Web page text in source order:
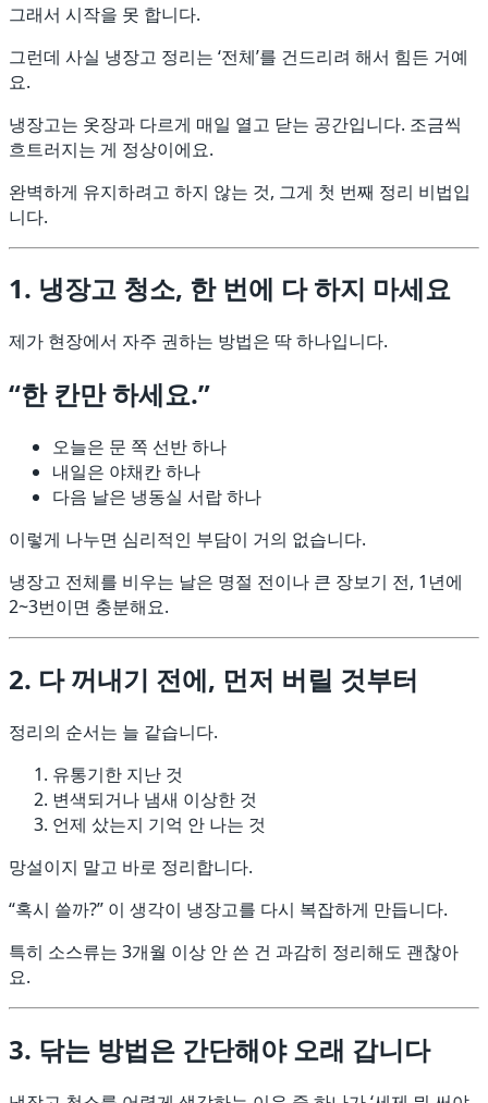
그래서 시작을 못 합니다.
그런데 사실 냉장고 정리는 ‘전체’를 건드리려 해서 힘든 거예
요.
냉장고는 옷장과 다르게 매일 열고 닫는 공간입니다. 조금씩
흐트러지는 게 정상이에요.
완벽하게 유지하려고 하지 않는 것, 그게 첫 번째 정리 비법입
니다.
1. 냉장고 청소, 한 번에 다 하지 마세요
제가 현장에서 자주 권하는 방법은 딱 하나입니다.
“한 칸만 하세요.”
오늘은 문 쪽 선반 하나
내일은 야채칸 하나
다음 날은 냉동실 서랍 하나
이렇게 나누면 심리적인 부담이 거의 없습니다.
냉장고 전체를 비우는 날은 명절 전이나 큰 장보기 전, 1년에
2~3번이면 충분해요.
2. 다 꺼내기 전에, 먼저 버릴 것부터
정리의 순서는 늘 같습니다.
유통기한 지난 것
변색되거나 냄새 이상한 것
언제 샀는지 기억 안 나는 것
망설이지 말고 바로 정리합니다.
“혹시 쓸까?” 이 생각이 냉장고를 다시 복잡하게 만듭니다.
특히 소스류는 3개월 이상 안 쓴 건 과감히 정리해도 괜찮아
요.
3. 닦는 방법은 간단해야 오래 갑니다